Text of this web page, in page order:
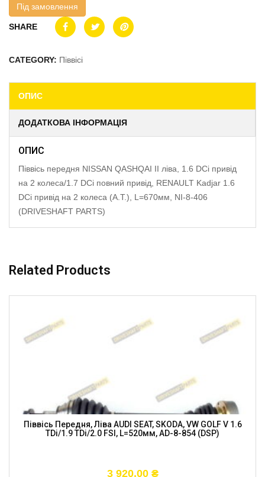
Під замовлення
SHARE
CATEGORY: Піввісі
ОПИС
ДОДАТКОВА ІНФОРМАЦІЯ
ОПИС
Піввісь передня NISSAN QASHQAI II ліва, 1.6 DCi привід
на 2 колеса/1.7 DCi повний привід, RENAULT Kadjar 1.6
DCi привід на 2 колеса (A.T.), L=670мм, NI-8-406
(DRIVESHAFT PARTS)
Related Products
Піввісь Передня, Ліва AUDI SEAT, SKODA, VW GOLF V 1.6
TDi/1.9 TDi/2.0 FSI, L=520мм, AD-8-854 (DSP)
3 920,00 ₴